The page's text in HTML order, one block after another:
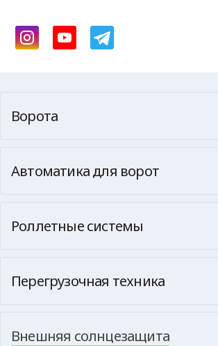
Ворота
Автоматика для ворот
Роллетные системы
Перегрузочная техника
Внешняя солнцезащита